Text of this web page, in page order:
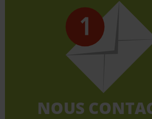
NOUS
NOUS
Retrouvez la CGT à côté de chez
900 organisations territoriales ou
le biais du formulaire en
CLIQUEZ ICI